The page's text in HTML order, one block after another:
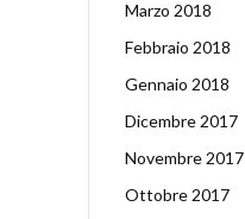
Marzo 2018
Febbraio 2018
Gennaio 2018
Dicembre 2017
Novembre 2017
Ottobre 2017